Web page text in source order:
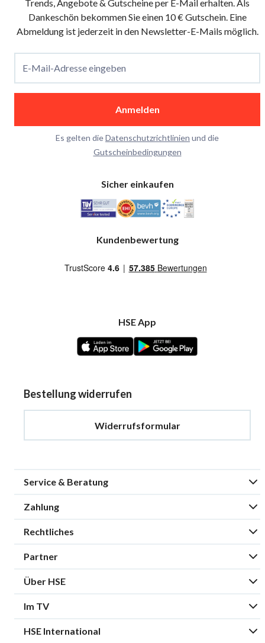
Trends, Angebote & Gutscheine per E-Mail erhalten. Als
Dankeschön bekommen Sie einen 10 € Gutschein. Eine
Abmeldung ist jederzeit in den Newsletter-E-Mails möglich.
E-Mail-Adresse eingeben
Anmelden
Es gelten dieDatenschutzrichtlinien und die
Gutscheinbedingungen
Sicher einkaufen
Kundenbewertung
HSE App
Bestellung widerrufen
Widerrufsformular
Service & Beratung
Zahlung
Rechtliches
Partner
Über HSE
Im TV
HSE International